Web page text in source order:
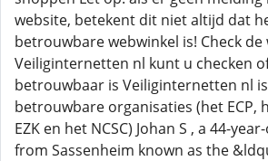
website, betekent dit niet altijd dat
betrouwbare webwinkel is! Check de
Veiliginternetten nl kunt u checken
betrouwbaar is Veiliginternetten nl
betrouwbare organisaties (het ECP,
EZK en het NCSC) Johan S , a 44-
from Sassenheim known as the